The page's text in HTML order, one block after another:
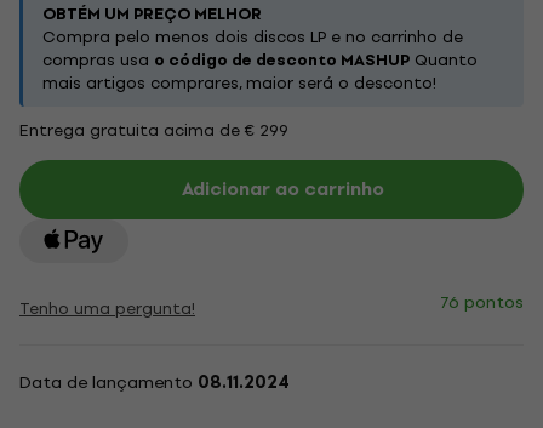
OBTÉM UM PREÇO MELHOR
Compra pelo menos dois discos LP e no carrinho de
compras usa o código de desconto MASHUP Quanto
mais artigos comprares, maior será o desconto!
Entrega gratuita acima de € 299
Adicionar ao carrinho
Tenho uma pergunta! 76 pontos
Data de lançamento 08.11.2024